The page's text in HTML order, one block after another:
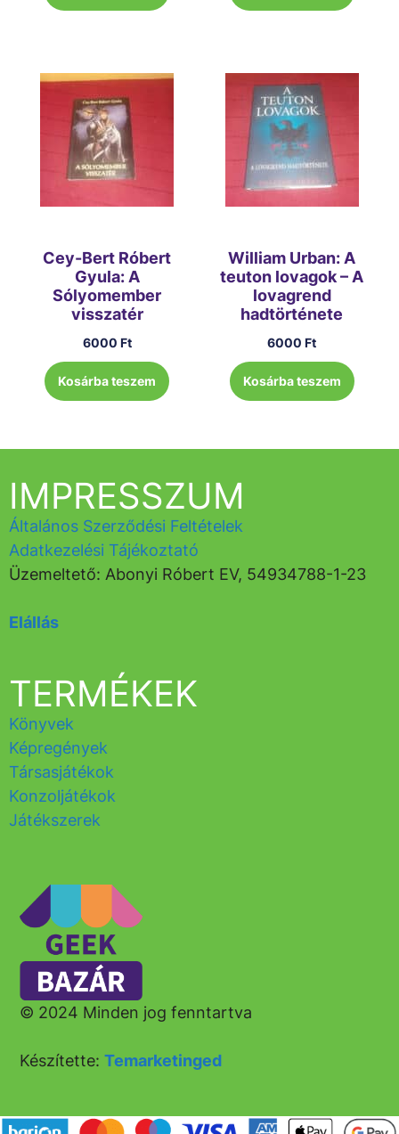
Cey-Bert Róbert
Gyula: A
Sólyomember
visszatér
6000 Ft
Kosárba teszem
William Urban: A
teuton lovagok – A
lovagrend
hadtörténete
6000Ft
Kosárba teszem
© 2024 Minden jog fenntartva
Készítette:Temarketinged
TERMÉKEK
Könyvek
Képregények
Társasjátékok
Konzoljátékok
Játékszerek
IMPRESSZUM
Általános Szerződési Feltételek
Adatkezelési Tájékoztató
Üzemeltető: Abonyi Róbert EV, 54934788-1-23
Elállás